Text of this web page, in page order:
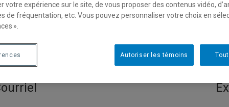
« Appropriation en art »
votre expérience sur le site, de vous proposer des contenus vidéo,
de fréquentation, etc. Vous pouvez personnaliser votre choix en
».
Autoriser les témoins